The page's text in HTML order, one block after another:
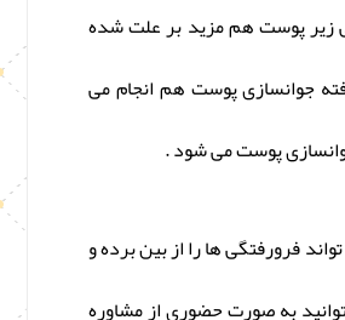
زیر پوست هم مزید بر علت شده
جوانسازی پوست هم انجام می
پوست می شود .
فرورفتگی ها را از بین برده و
به صورت حضوری از مشاوره